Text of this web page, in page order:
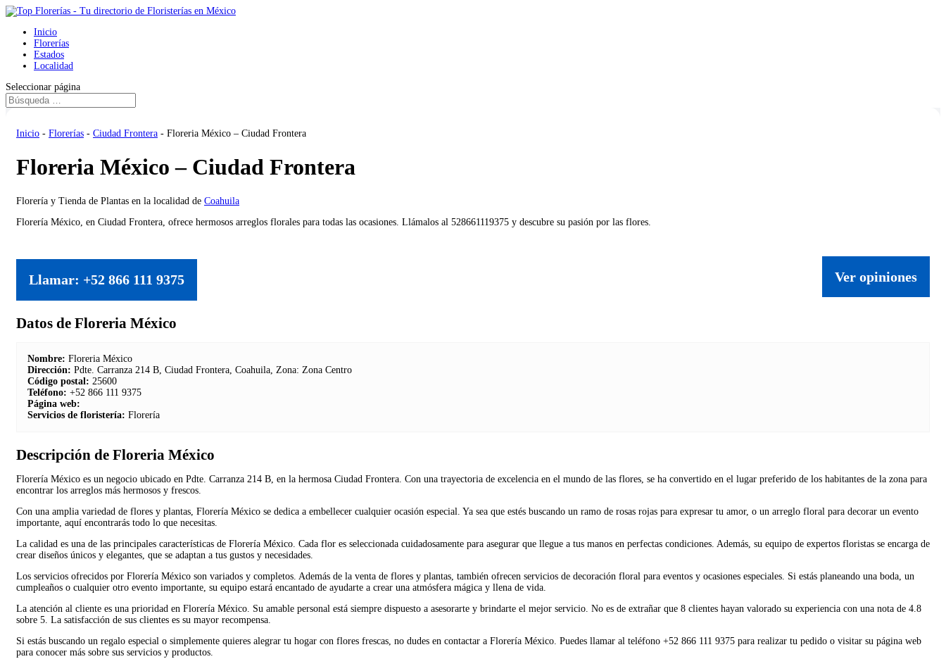
Inicio
Florerías
Estados
Localidad
Seleccionar página
Inicio - Florerías - Ciudad Frontera - Floreria México – Ciudad Frontera
Floreria México – Ciudad Frontera
Florería y Tienda de Plantas en la localidad de Coahuila
Florería México, en Ciudad Frontera, ofrece hermosos arreglos florales para todas las ocasiones. Llámalos al 528661119375 y descubre su pasión por las flores.
Llamar: +52 866 111 9375 Ver opiniones
Datos de Floreria México
Nombre: Floreria México
Dirección: Pdte. Carranza 214 B, Ciudad Frontera, Coahuila, Zona: Zona Centro
Código postal: 25600
Teléfono: +52 866 111 9375
Página web:
Servicios de floristería: Florería
Descripción de Floreria México
Florería México es un negocio ubicado en Pdte. Carranza 214 B, en la hermosa Ciudad Frontera. Con una trayectoria de excelencia en el mundo de las flores, se ha convertido en el lugar preferido de los habitantes de la zona para
encontrar los arreglos más hermosos y frescos.
Con una amplia variedad de flores y plantas, Florería México se dedica a embellecer cualquier ocasión especial. Ya sea que estés buscando un ramo de rosas rojas para expresar tu amor, o un arreglo floral para decorar un evento
importante, aquí encontrarás todo lo que necesitas.
La calidad es una de las principales características de Florería México. Cada flor es seleccionada cuidadosamente para asegurar que llegue a tus manos en perfectas condiciones. Además, su equipo de expertos floristas se encarga de
crear diseños únicos y elegantes, que se adaptan a tus gustos y necesidades.
Los servicios ofrecidos por Florería México son variados y completos. Además de la venta de flores y plantas, también ofrecen servicios de decoración floral para eventos y ocasiones especiales. Si estás planeando una boda, un
cumpleaños o cualquier otro evento importante, su equipo estará encantado de ayudarte a crear una atmósfera mágica y llena de vida.
La atención al cliente es una prioridad en Florería México. Su amable personal está siempre dispuesto a asesorarte y brindarte el mejor servicio. No es de extrañar que 8 clientes hayan valorado su experiencia con una nota de 4.8
sobre 5. La satisfacción de sus clientes es su mayor recompensa.
Si estás buscando un regalo especial o simplemente quieres alegrar tu hogar con flores frescas, no dudes en contactar a Florería México. Puedes llamar al teléfono +52 866 111 9375 para realizar tu pedido o visitar su página web
para conocer más sobre sus servicios y productos.